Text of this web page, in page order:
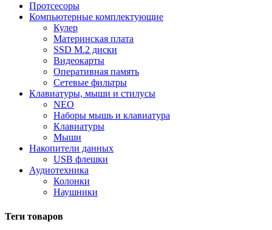
Протсесоры
Компьютерные комплектующие
Кулер
Материнская плата
SSD M.2 диски
Видеокарты
Оперативная память
Сетевые фильтры
Клавиатуры, мыши и стилусы
NEO
Наборы мышь и клавиатура
Клавиатуры
Мыши
Накопители данных
USB флешки
Аудиотехника
Колонки
Наушники
Теги товаров